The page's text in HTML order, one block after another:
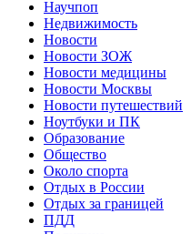
Научпоп
Недвижимость
Новости
Новости ЗОЖ
Новости медицины
Новости Москвы
Новости путешествий
Ноутбуки и ПК
Образование
Общество
Около спорта
Отдых в России
Отдых за границей
ПДД